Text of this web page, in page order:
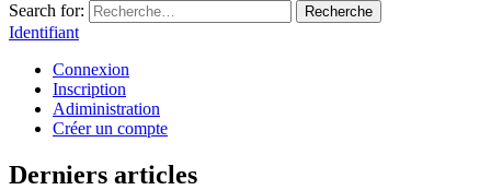
Search for:
Recherche
Identifiant
Connexion
Inscription
Adiministration
Créer un compte
Derniers articles